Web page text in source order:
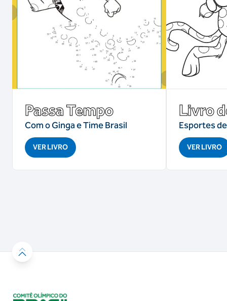
Passa Tempo
Com o Ginga e Time Brasil
VER LIVRO
Livro
Esportes
VER LIVRO